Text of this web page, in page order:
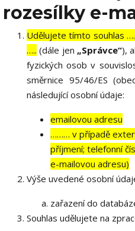
rozesílky e-
Udělujete tímto souhlas
….. (dále jen „Správce“),
fyzických osob v
směrnice 95/46/ES
následující osobní údaje:
emailovou adresu
……… v případě
příjmení; telefonní
e-mailovou adresu)
Výše uvedené osobní
zařazení do
Souhlas udělujete na